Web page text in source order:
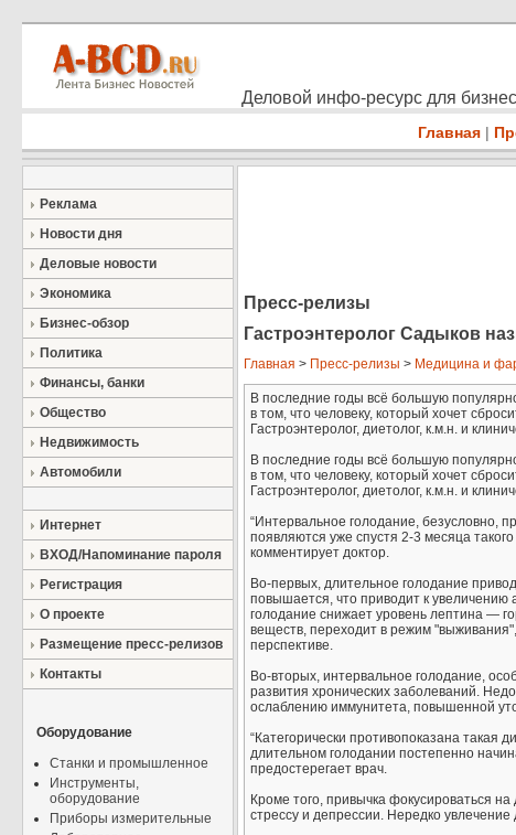
Деловой инфо-ресурс для
Главная |
Реклама
Новости дня
Деловые новости
Экономика
Бизнес-обзор
Политика
Финансы, банки
Общество
Недвижимость
Автомобили
Интернет
ВХОД/Напоминание пароля
Регистрация
О проекте
Размещение пресс-релизов
Контакты
Оборудование
Станки и промышленное
Инструменты,
оборудование
Приборы измерительные
Пресс-релизы
Гастроэнтеролог Садыков
Главная > Пресс-релизы > Медицина и
В последние годы всё большую
в том, что человеку, который хочет
Гастроэнтеролог, диетолог, к.м.н. и
В последние годы всё большую
в том, что человеку, который хочет
Гастроэнтеролог, диетолог, к.м.н. и
“Интервальное голодание, безусловно,
появляются уже спустя 2-3 месяца
комментирует доктор.
Во-первых, длительное голодание
повышается, что приводит к увеличению
голодание снижает уровень лептина —
веществ, переходит в режим
перспективе.
Во-вторых, интервальное голодание,
развития хронических заболеваний.
ослаблению иммунитета, повышенной
“Категорически противопоказана такая
длительном голодании постепенно
предостерегает врач.
Кроме того, привычка фокусироваться
стрессу и депрессии. Нередко